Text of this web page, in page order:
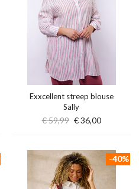
Exxcellent streep blouse
Sally
€ 59,99 € 36,00
-40%